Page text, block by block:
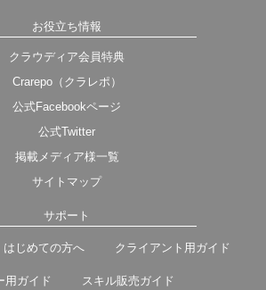
お役立ち情報
クラウディア会員特典
Crarepo（クラレポ）
公式Facebookページ
公式Twitter
掲載メディア様一覧
サイトマップ
サポート
はじめての方へ クライアント用ガイド
用ガイド スキル販売ガイド